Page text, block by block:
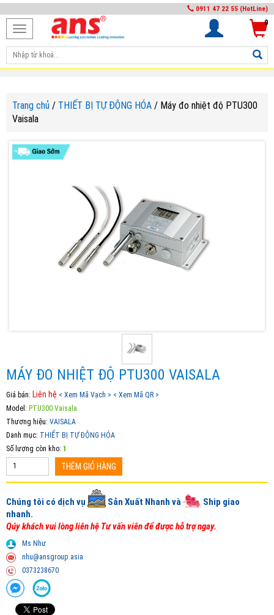
0911 47 22 55 (HotLine)
Toggle
navigation
0
Trang chủ / THIẾT BỊ TỰ ĐỘNG HÓA / Máy đo nhiệt độ PTU300
Vaisala
MÁY ĐO NHIỆT ĐỘ PTU300 VAISALA
Giá bán: Liên hệ < Xem Mã Vạch > < Xem Mã QR >
Model: PTU300 Vaisala
Thương hiệu: VAISALA
Danh mục: THIẾT BỊ TỰ ĐỘNG HÓA
Số lượng còn kho: 1
THÊM GIỎ HÀNG
Chúng tôi có dịch vụ Sản Xuất Nhanh và
Ship giao
nhanh.
Qúy khách vui lòng liên hệ Tư vấn viên để được hỗ trợ ngay.
Ms Như
nhu@ansgroup.asia
0373238670